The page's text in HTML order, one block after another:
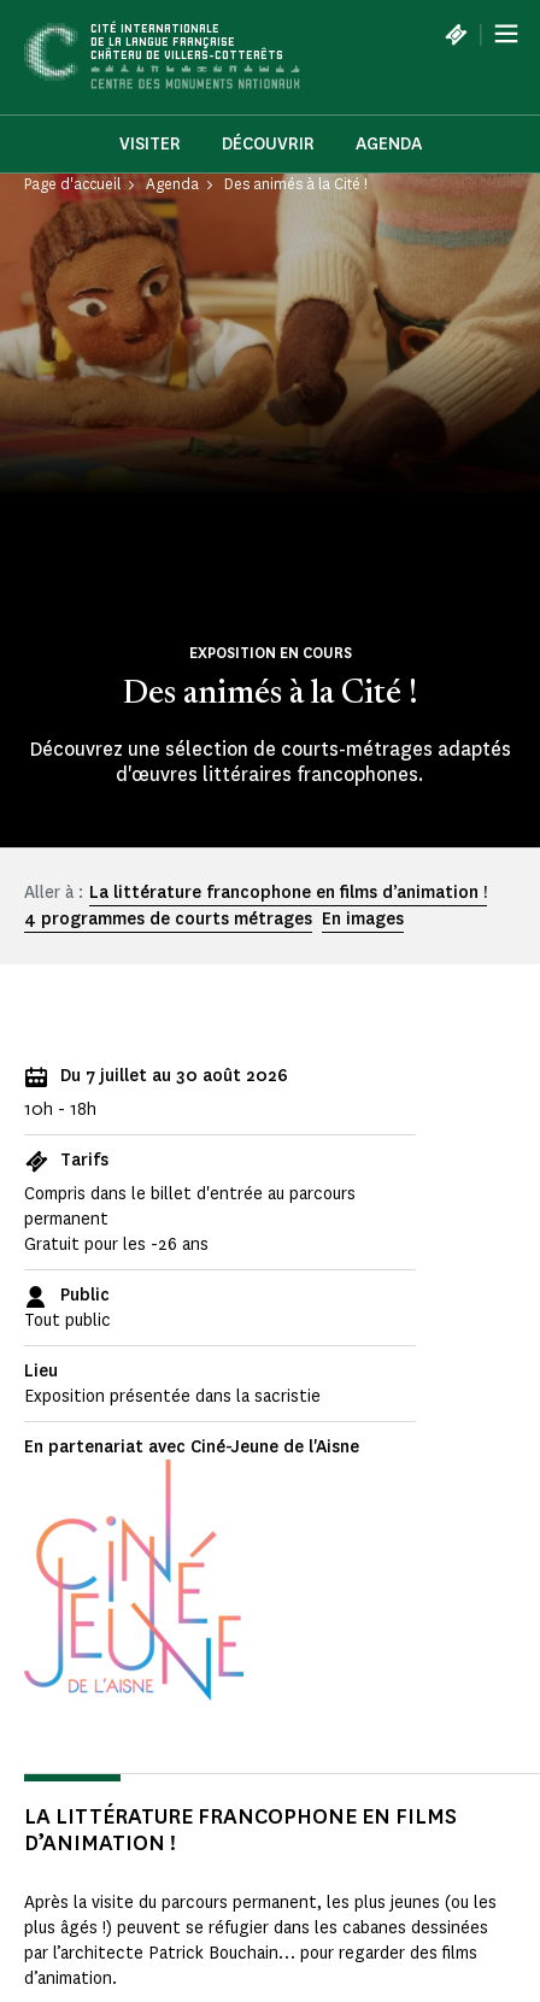
CITÉ INTERNATIONALE
DE LA LANGUE FRANÇAISE
CHÂTEAU DE VILLERS-COTTERÊTS
|
VISITER DÉCOUVRIR AGENDA
Page d'accueil Agenda Des animés à la Cité !
Des animés à la Cité !
EXPOSITION EN COURS
Découvrez une sélection de courts-métrages adaptés
d'œuvres littéraires francophones.
Aller à : La littérature francophone en films d’animation !
4 programmes de courts métrages En images
Du 7 juillet au 30 août 2026
10h - 18h
Tarifs
Compris dans le billet d'entrée au parcours
permanent
Gratuit pour les -26 ans
Public
Tout public
Lieu
Exposition présentée dans la sacristie
En partenariat avec Ciné-Jeune de l'Aisne
LA LITTÉRATURE FRANCOPHONE EN FILMS
D’ANIMATION !
Après la visite du parcours permanent, les plus jeunes (ou les
plus âgés !) peuvent se réfugier dans les cabanes dessinées
par l’architecte Patrick Bouchain… pour regarder des films
d’animation.